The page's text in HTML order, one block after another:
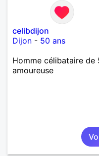
celibdijon
Dijon - 50 ans
Homme célibataire de
amoureuse